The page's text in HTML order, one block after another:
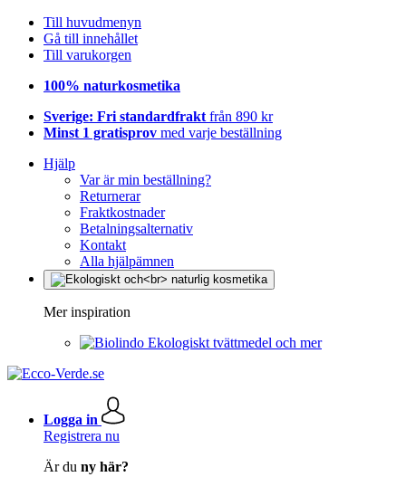
Till huvudmenyn
Gå till innehållet
Till varukorgen
100% naturkosmetika
Sverige: Fri standardfrakt från 890 kr
Minst 1 gratisprov med varje beställning
Hjälp
Var är min beställning?
Returnerar
Fraktkostnader
Betalningsalternativ
Kontakt
Alla hjälpämnen
Mer inspiration
Ekologiskt tvättmedel och mer
Logga in
Registrera nu
Är du ny här?